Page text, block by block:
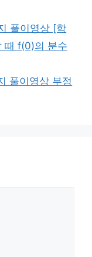
풀이영상 [학
때 f(0)의 분수
풀이영상 부정